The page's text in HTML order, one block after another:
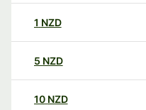
1 NZD
5 NZD
10 NZD